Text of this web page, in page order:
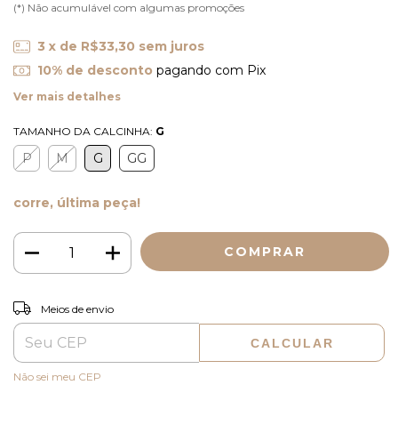
(*) Não acumulável com algumas promoções
3 x de R$33,30 sem juros
10% de desconto pagando com Pix
Ver mais detalhes
TAMANHO DA CALCINHA: G
P M G GG
corre, última peça!
Entregas para o CEP:
Meios de envio
CALCULAR
Não sei meu CEP